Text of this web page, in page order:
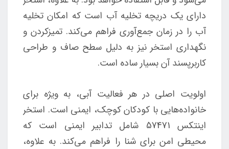
دارای یک دریچه تخلیه آب است که امکان تخلیه
آب را در زمان جمع‌آوری فراهم می‌کند. تمیزکردن و
نگهداری استخر نیز به دلیل سطح صاف و طراحی
کاربرپسند آن بسیار ساده است.
اولویت اصلی در هر فعالیت آبی، به ویژه برای
خانواده‌هایی با کودکان کوچک، ایمنی است. استخر
اینتکس 57471 شامل تدابیر ایمنی است که
محیطی امن برای شنا را فراهم می‌کند. به علاوه،